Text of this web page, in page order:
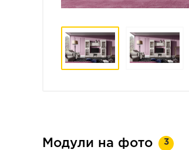
Модули на фото 3